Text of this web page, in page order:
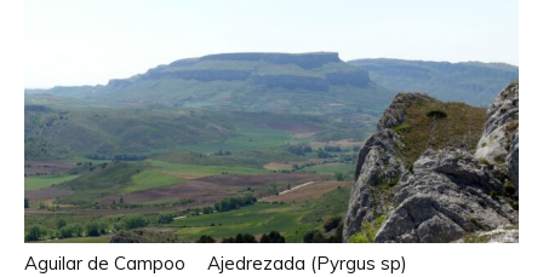
Aguilar de Campoo
Ajedrezada (Pyrgus sp)